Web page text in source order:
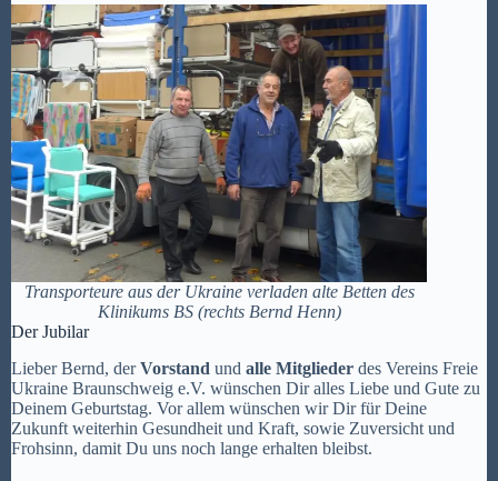
Transporteure aus der Ukraine verladen alte Betten des
Klinikums BS (rechts Bernd Henn)
Der Jubilar
Lieber Bernd, derVorstand und alle Mitglieder des Vereins Freie
Ukraine Braunschweig e.V. wünschen Dir alles Liebe und Gute zu
Deinem Geburtstag. Vor allem wünschen wir Dir für Deine
Zukunft weiterhin Gesundheit und Kraft, sowie Zuversicht und
Frohsinn, damit Du uns noch lange erhalten bleibst.